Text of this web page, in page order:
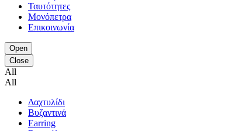
Ταυτότητες
Μονόπετρα
Επικοινωνία
Open
Close
All
All
Δαχτυλίδι
Βυζαντινά
Earring